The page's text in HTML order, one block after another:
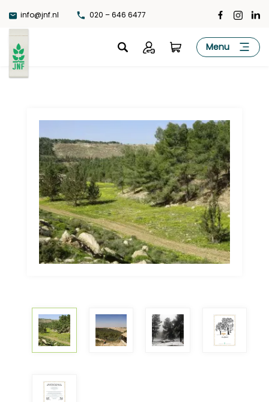
naar
de
inhoud
info@jnf.nl 020 – 646 6477
JNF Menu